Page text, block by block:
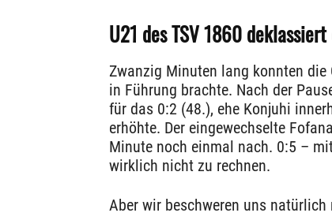
U21 des TSV 1860
Zwanzig Minuten lang konnten
in Führung brachte. Nach der
für das 0:2 (48.), ehe Konjuhi
erhöhte. Der eingewechselte
Minute noch einmal nach. 0:5 –
wirklich nicht zu rechnen.
Aber wir beschweren uns